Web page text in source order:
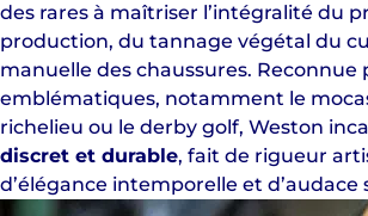
des rares à maîtriser l’intégralité du
production, du tannage végétal du
manuelle des chaussures. Reconnue
emblématiques, notamment le
richelieu ou le derby golf, Weston
discret et durable, fait de rigueur
d’élégance intemporelle et d’audace